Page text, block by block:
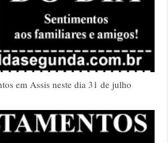
em Assis neste dia 31 de julho